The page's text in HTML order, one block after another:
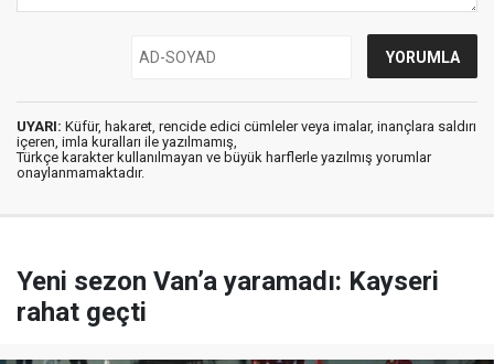
UYARI: Küfür, hakaret, rencide edici cümleler veya imalar, inançlara saldırı
içeren, imla kuralları ile yazılmamış,
Türkçe karakter kullanılmayan ve büyük harflerle yazılmış yorumlar
onaylanmamaktadır.
Yeni sezon Van’a yaramadı: Kayseri
rahat geçti